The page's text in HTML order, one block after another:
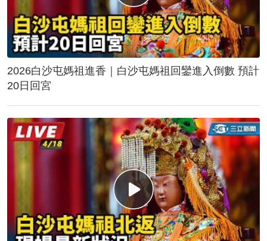
2026白沙屯媽祖進香｜白沙屯媽祖回鑾進入倒數 預計
20日回宮